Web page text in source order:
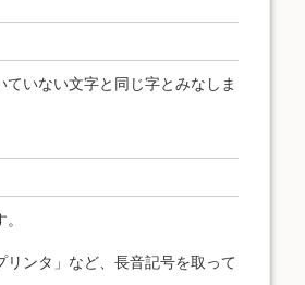
いない文字と同じ字とみなしま
ンタ」など、長音記号を取って